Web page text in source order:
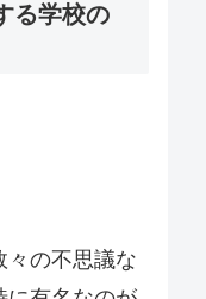
る学校の
々の不思議な